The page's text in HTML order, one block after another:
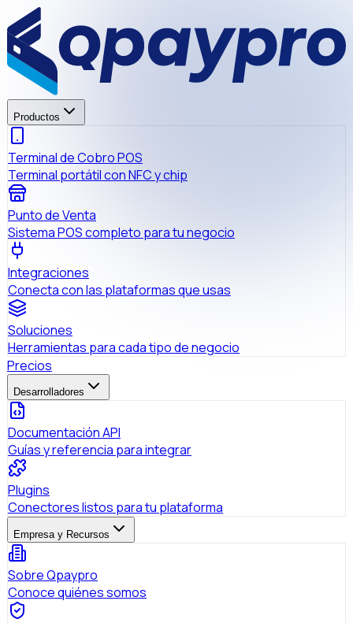
Productos
Terminal de Cobro POS
Terminal portátil con NFC y chip
Punto de Venta
Sistema POS completo para tu negocio
Integraciones
Conecta con las plataformas que usas
Soluciones
Herramientas para cada tipo de negocio
Precios
Desarrolladores
Documentación API
Guías y referencia para integrar
Plugins
Conectores listos para tu plataforma
Empresa y Recursos
Sobre Qpaypro
Conoce quiénes somos